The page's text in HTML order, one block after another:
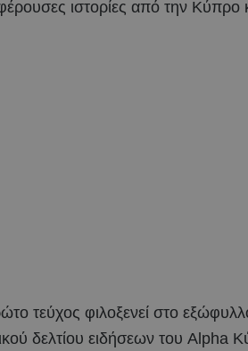
ιστορίες από την Κύπρο
τεύχος φιλοξενεί στο
δελτίου ειδήσεων του Alpha